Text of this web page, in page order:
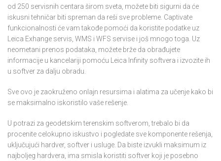
od 250 servisnih centara širom sveta, možete biti sigurni da će
iskusni tehničar biti spreman da reši sve probleme. Captivate
funkcionalnosti će vam takođe pomoći da koristite podatke uz
Leica Exhange servis, WMS i WFS servise i još mnogo toga. Uz
neometani prenos podataka, možete brže da obrađujete
informacije u kancelariji pomoću Leica Infinity softvera i izvozite ih
u softver za dalju obradu.
Sve ovo je zaokruženo onlajn resursima i alatima za učenje kako bi
se maksimalno iskoristilo vaše rešenje.
U potrazi za geodetskim terenskim softverom, trebalo bi da
procenite celokupno iskustvo i pogledate sve komponente rešenja,
uključujući hardver, softver i usluge. Da biste izvukli maksimum iz
najboljeg hardvera, ima smisla koristiti softver koji je posebno